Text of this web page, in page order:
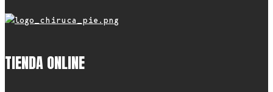
TIENDA ONLINE